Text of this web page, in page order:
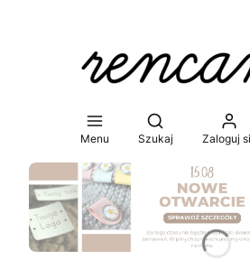
Menu
Otwórz
Szukaj Zaloguj